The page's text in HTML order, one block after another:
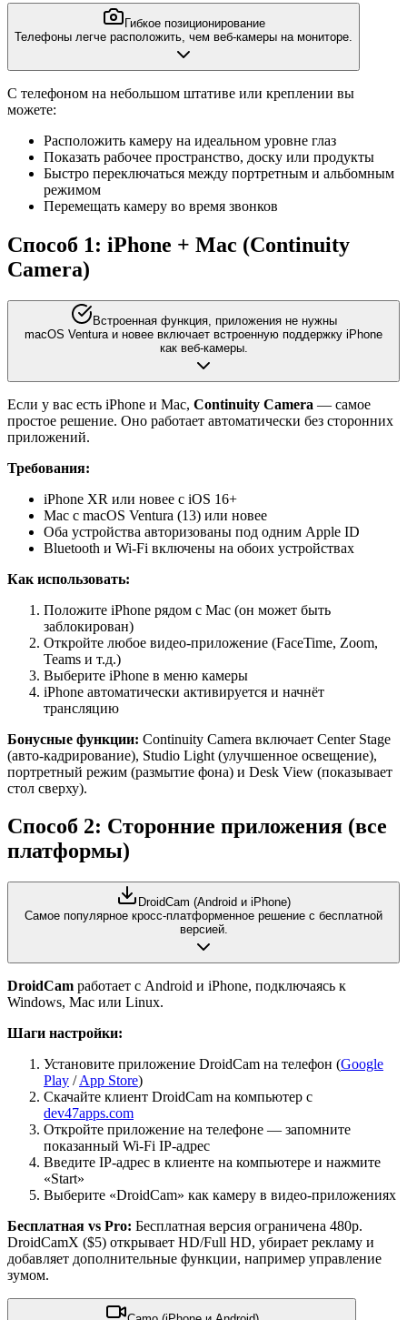
Гибкое позиционирование
Телефоны легче расположить, чем веб-камеры на мониторе.
С телефоном на небольшом штативе или креплении вы
можете:
Расположить камеру на идеальном уровне глаз
Показать рабочее пространство, доску или продукты
Быстро переключаться между портретным и альбомным
режимом
Перемещать камеру во время звонков
Способ 1: iPhone + Mac (Continuity
Camera)
Встроенная функция, приложения не нужны
macOS Ventura и новее включает встроенную поддержку iPhone
как веб-камеры.
Если у вас есть iPhone и Mac, Continuity Camera — самое
простое решение. Оно работает автоматически без сторонних
приложений.
Требования:
iPhone XR или новее с iOS 16+
Mac с macOS Ventura (13) или новее
Оба устройства авторизованы под одним Apple ID
Bluetooth и Wi-Fi включены на обоих устройствах
Как использовать:
Положите iPhone рядом с Mac (он может быть
заблокирован)
Откройте любое видео-приложение (FaceTime, Zoom,
Teams и т.д.)
Выберите iPhone в меню камеры
iPhone автоматически активируется и начнёт
трансляцию
Бонусные функции: Continuity Camera включает Center Stage
(авто-кадрирование), Studio Light (улучшенное освещение),
портретный режим (размытие фона) и Desk View (показывает
стол сверху).
Способ 2: Сторонние приложения (все
платформы)
DroidCam (Android и iPhone)
Самое популярное кросс-платформенное решение с бесплатной
версией.
DroidCam работает с Android и iPhone, подключаясь к
Windows, Mac или Linux.
Шаги настройки:
Установите приложение DroidCam на телефон (Google
Play / App Store)
Скачайте клиент DroidCam на компьютер с
dev47apps.com
Откройте приложение на телефоне — запомните
показанный Wi-Fi IP-адрес
Введите IP-адрес в клиенте на компьютере и нажмите
«Start»
Выберите «DroidCam» как камеру в видео-приложениях
Бесплатная vs Pro: Бесплатная версия ограничена 480p.
DroidCamX ($5) открывает HD/Full HD, убирает рекламу и
добавляет дополнительные функции, например управление
зумом.